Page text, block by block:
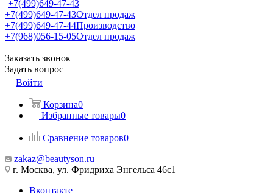
+7(499)649-47-43
+7(499)649-47-43Отдел продаж
+7(499)649-47-44Производство
+7(968)056-15-05Отдел продаж
Заказать звонок
Задать вопрос
Войти
Корзина0
Избранные товары0
Сравнение товаров0
zakaz@beautyson.ru
г. Москва, ул. Фридриха Энгельса 46с1
Вконтакте